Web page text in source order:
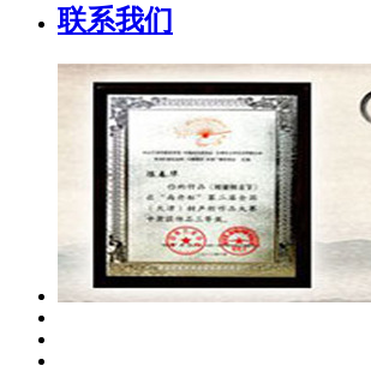
联系我们